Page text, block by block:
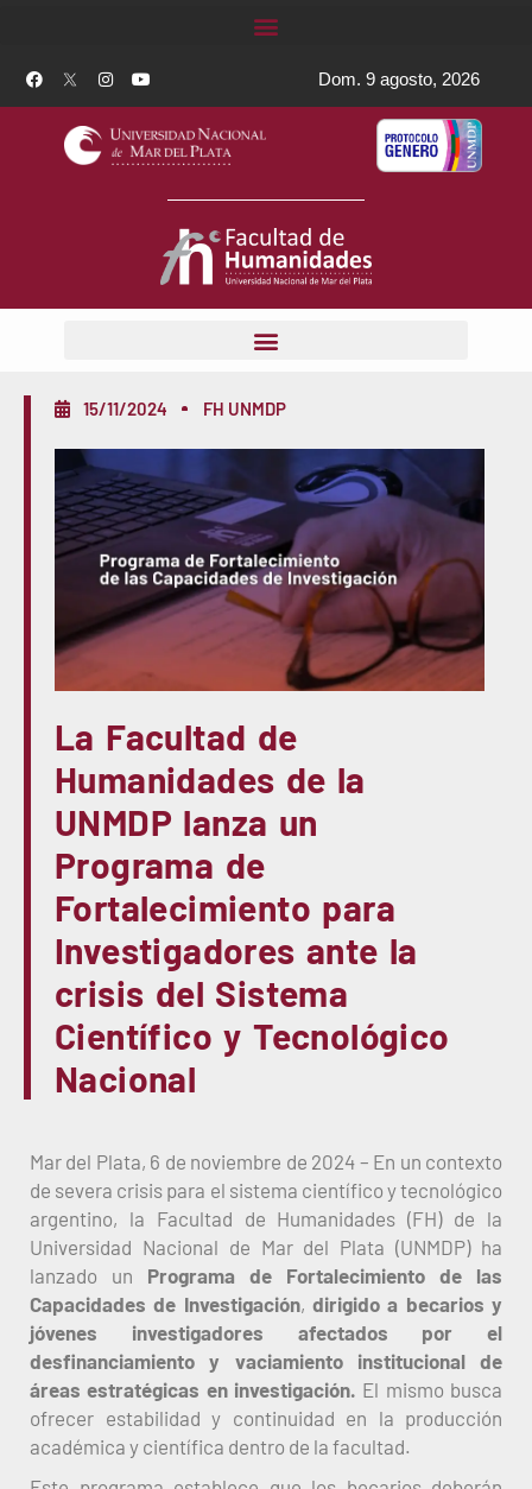
Dom. 9 agosto, 2026
15/11/2024 FH UNMDP
La Facultad de
Humanidades de la
UNMDP lanza un
Programa de
Fortalecimiento para
Investigadores ante la
crisis del Sistema
Científico y Tecnológico
Nacional
Mar del Plata, 6 de noviembre de 2024 – En un contexto
de severa crisis para el sistema científico y tecnológico
argentino, la Facultad de Humanidades (FH) de la
Universidad Nacional de Mar del Plata (UNMDP) ha
lanzado un Programa de Fortalecimiento de las
Capacidades de Investigación,dirigido a becarios y
jóvenes investigadores afectados por el
desfinanciamiento y vaciamiento institucional de
áreas estratégicas en investigación. El mismo busca
ofrecer estabilidad y continuidad en la producción
académica y científica dentro de la facultad.